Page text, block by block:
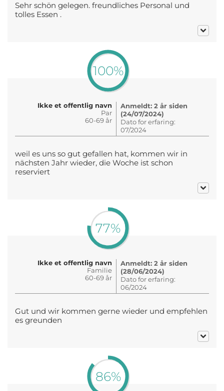
Sehr schön gelegen. freundliches Personal und
tolles Essen .
100%
Ikke et offentlig navn
Par
60-69 år
Anmeldt: 2 år siden
(24/07/2024)
Dato for erfaring:
07/2024
weil es uns so gut gefallen hat, kommen wir in
nächsten Jahr wieder, die Woche ist schon
reserviert
77%
Ikke et offentlig navn
Familie
60-69 år
Anmeldt: 2 år siden
(28/06/2024)
Dato for erfaring:
06/2024
Gut und wir kommen gerne wieder und empfehlen
es greunden
86%